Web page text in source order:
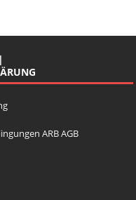
ARB AGB